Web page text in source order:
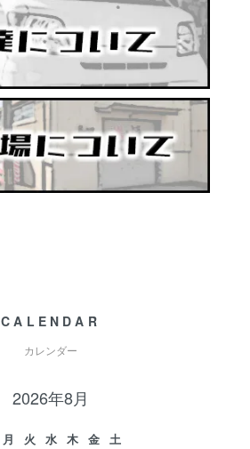
CALENDAR
カレンダー
2026年8月
月 火 水 木 金
土